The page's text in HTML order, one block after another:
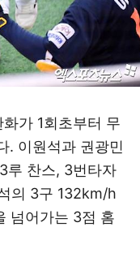
가 1회초부터 무
. 이원석과 권광민
루 찬스, 3번타자
의 3구 132km/h
넘어가는 3점 홈